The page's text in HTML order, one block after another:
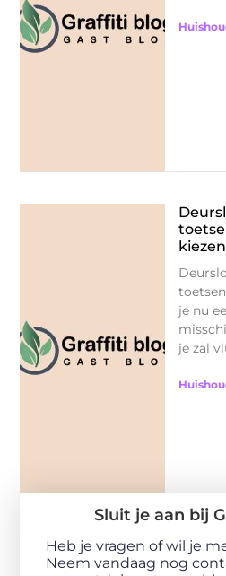
kiezen
je nu
je zal
Sluit je aan bij
Heb je vragen of wil je
Neem vandaag nog